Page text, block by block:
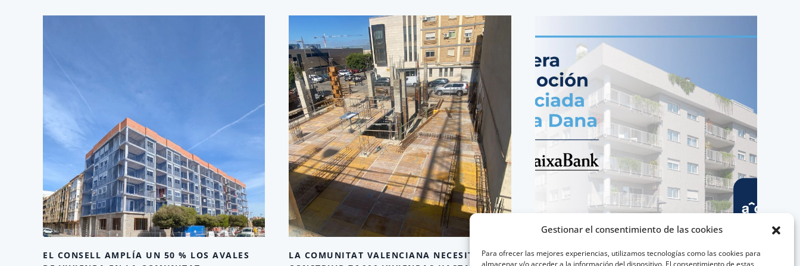
Gestionar el consentimiento de las cookies
Para ofrecer las mejores experiencias, utilizamos tecnologías como las cookies para
almacenar y/o acceder a la información del dispositivo. El consentimiento de estas
EL CONSELL AMPLÍA UN 50 % LOS AVALES
LA COMUNITAT VALENCIANA NECESITA
ACASA ALFAFAR FINANCIADA POR